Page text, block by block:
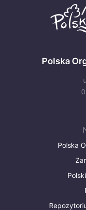
Polska
Polska